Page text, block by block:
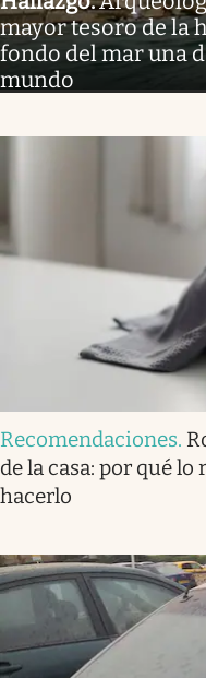
mayor tesoro de la
fondo del mar una
mundo
Recomendaciones.
de la casa: por qué
hacerlo